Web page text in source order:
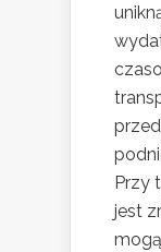
Przy
jest